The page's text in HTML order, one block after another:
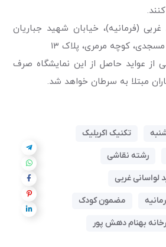
(فرمانیه)، خیابان شهید جباریان
کوچه مرمری، پلاک ۱۳
از عواید حاصل از این نمایشگاه صرف
مبتلا به سرطان خواهد شد.
تکنیک اکریلیک
رشته نقاشی
لواسانی غربی
مضمون کودک
بهنام دهش پور